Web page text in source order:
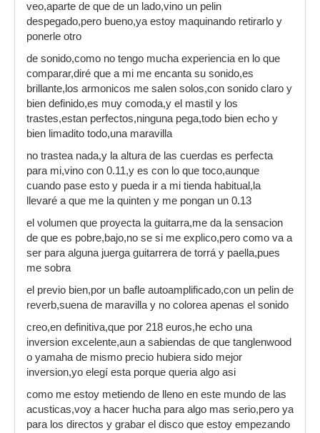
veo,aparte de que de un lado,vino un pelin
despegado,pero bueno,ya estoy maquinando retirarlo y
ponerle otro
de sonido,como no tengo mucha experiencia en lo que
comparar,diré que a mi me encanta su sonido,es
brillante,los armonicos me salen solos,con sonido claro y
bien definido,es muy comoda,y el mastil y los
trastes,estan perfectos,ninguna pega,todo bien echo y
bien limadito todo,una maravilla
no trastea nada,y la altura de las cuerdas es perfecta
para mi,vino con 0.11,y es con lo que toco,aunque
cuando pase esto y pueda ir a mi tienda habitual,la
llevaré a que me la quinten y me pongan un 0.13
el volumen que proyecta la guitarra,me da la sensacion
de que es pobre,bajo,no se si me explico,pero como va a
ser para alguna juerga guitarrera de torrá y paella,pues
me sobra
el previo bien,por un bafle autoamplificado,con un pelin de
reverb,suena de maravilla y no colorea apenas el sonido
creo,en definitiva,que por 218 euros,he echo una
inversion excelente,aun a sabiendas de que tanglenwood
o yamaha de mismo precio hubiera sido mejor
inversion,yo elegí esta porque queria algo asi
como me estoy metiendo de lleno en este mundo de las
acusticas,voy a hacer hucha para algo mas serio,pero ya
para los directos y grabar el disco que estoy empezando